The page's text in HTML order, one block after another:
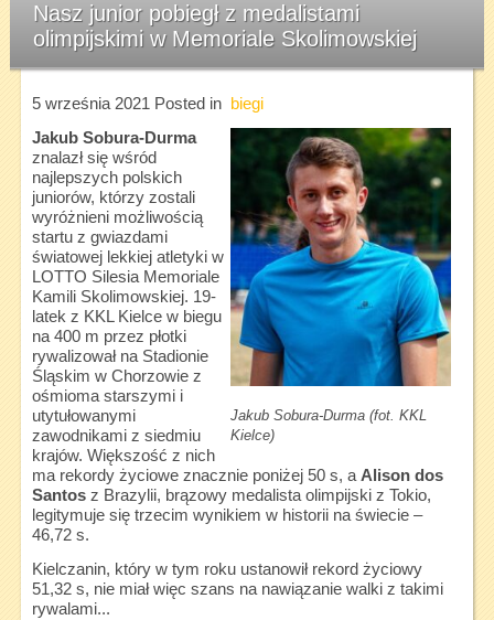
Nasz junior pobiegł z medalistami
olimpijskimi w Memoriale Skolimowskiej
5 września 2021 Posted in biegi
Jakub Sobura-Durma (fot. KKL
Kielce)
Jakub Sobura-Durma
znalazł się wśród
najlepszych polskich
juniorów, którzy zostali
wyróżnieni możliwością
startu z gwiazdami
światowej lekkiej atletyki w
LOTTO Silesia Memoriale
Kamili Skolimowskiej. 19-
latek z KKL Kielce w biegu
na 400 m przez płotki
rywalizował na Stadionie
Śląskim w Chorzowie z
ośmioma starszymi i
utytułowanymi
zawodnikami z siedmiu
krajów. Większość z nich
ma rekordy życiowe znacznie poniżej 50 s, a Alison dos
Santosz Brazylii, brązowy medalista olimpijski z Tokio,
legitymuje się trzecim wynikiem w historii na świecie –
46,72 s.
Kielczanin, który w tym roku ustanowił rekord życiowy
51,32 s, nie miał więc szans na nawiązanie walki z takimi
rywalami...